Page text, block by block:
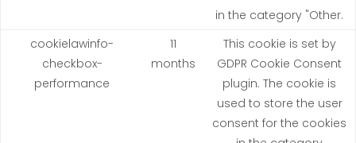
in the category "Other.
cookielawinfo-
checkbox-
performance
11
months
This cookie is set by
GDPR Cookie Consent
plugin. The cookie is
used to store the user
consent for the cookies